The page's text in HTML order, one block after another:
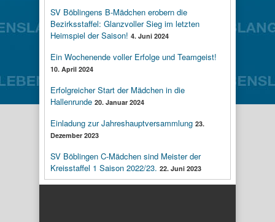
SV Böblingens B-Mädchen erobern die
Bezirksstaffel: Glanzvoller Sieg im letzten
Heimspiel der Saison! 4. Juni 2024
Ein Wochenende voller Erfolge und Teamgeist!
10. April 2024
Erfolgreicher Start der Mädchen in die
Hallenrunde 20. Januar 2024
Einladung zur Jahreshauptversammlung 23.
Dezember 2023
SV Böblingen C-Mädchen sind Meister der
Kreisstaffel 1 Saison 2022/23. 22. Juni 2023